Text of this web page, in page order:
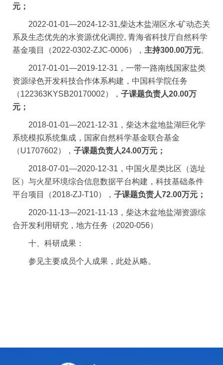
元；
2022-01-01—2024-12-31,柴达木盐湖区水-矿动态关
系及生态优先的水资源优化调控, 青海省科技厅自然科学
基金项目（2022-0302-ZJC-0006）， 主持300.00万元。
2017-01-01—2019-12-31 ，一带一路南线国家盐类
资源绿色开发科技合作体系构建，中国科学院任务
（122363KYSB20170002）， 子课题负责人20.00万
元；
2018-01-01—2021-12-31 ，柴达木盆地盐湖巨化学
系统模拟系统集成，国家自然科学基金联合基金
（U1707602）， 子课题负责人24.00万元；
2018-07-01—2020-12-31 ，中国火星类比区（选址
区）与火星环境综合信息数据平台构建，科技基础条件
平台项目（2018-ZJ-T10）， 子课题负责人72.00万元；
2020-11-13—2021-11-13 ，柴达木盆地盐湖资源综
合开发利用研究，地方任务（2020-056）
十、科研成果：
参见主要成员个人成果，此处从略。